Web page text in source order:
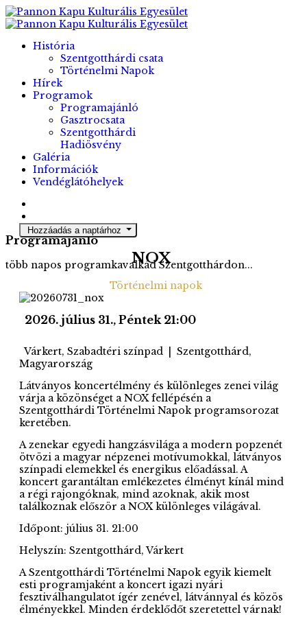
História
Szentgotthárdi csata
Történelmi Napok
Hírek
Programok
Programajánló
Gasztrocsata
Szentgotthárdi
Hadiösvény
Galéria
Információk
Vendéglátóhelyek
Programajánló
több napos programkavalkád Szentgotthárdon...
Hozzáadás a naptárhoz
NOX
Történelmi napok
2026. július 31., Péntek 21:00
Várkert, Szabadtéri színpad
Szentgotthárd,
Magyarország
Látványos koncertélmény és különleges zenei világ
várja a közönséget aNOXfellépésén a
Szentgotthárdi Történelmi Napokprogramsorozat
keretében.
A zenekar egyedi hangzásvilága a modern popzenét
ötvözi a magyar népzenei motívumokkal, látványos
színpadi elemekkel és energikus előadással. A
koncert garantáltan emlékezetes élményt kínál mind
a régi rajongóknak, mind azoknak, akik most
találkoznak először a NOX különleges világával.
Időpont: július 31. 21:00
Helyszín: Szentgotthárd, Várkert
A Szentgotthárdi Történelmi Napok egyik kiemelt
esti programjaként a koncert igazi nyári
fesztiválhangulatot ígér zenével, látvánnyal és közös
élményekkel. Minden érdeklődőt szeretettel várnak!